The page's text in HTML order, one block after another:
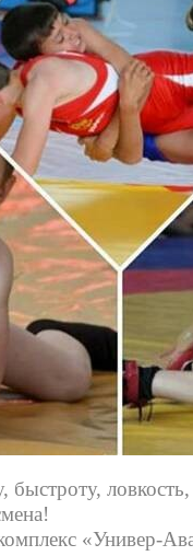
быстроту,
«Универ-